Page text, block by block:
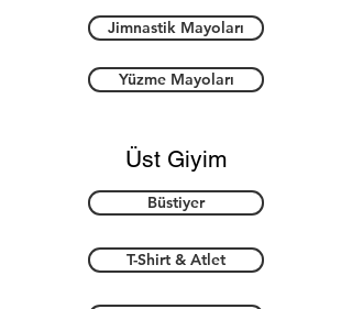
Jimnastik Mayoları
Yüzme Mayoları
Üst Giyim
Büstiyer
T-Shirt & Atlet